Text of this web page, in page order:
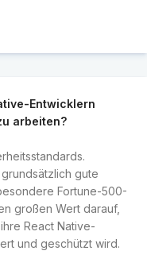
Entwicklern
arbeiten?
gute
Fortune-500-
großen Wert darauf,
React Native-
und geschützt wird.